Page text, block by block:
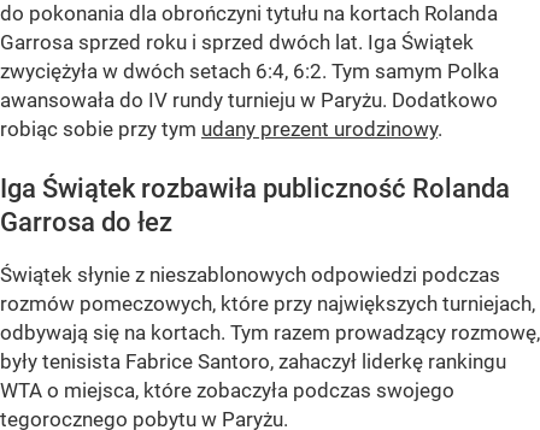
do pokonania dla obrończyni tytułu na kortach Rolanda
Garrosa sprzed roku i sprzed dwóch lat. Iga Świątek
zwyciężyła w dwóch setach 6:4, 6:2. Tym samym Polka
awansowała do IV rundy turnieju w Paryżu. Dodatkowo
robiąc sobie przy tym udany prezent urodzinowy.
Iga Świątek rozbawiła publiczność Rolanda
Garrosa do łez
Świątek słynie z nieszablonowych odpowiedzi podczas
rozmów pomeczowych, które przy największych turniejach,
odbywają się na kortach. Tym razem prowadzący rozmowę,
były tenisista Fabrice Santoro, zahaczył liderkę rankingu
WTA o miejsca, które zobaczyła podczas swojego
tegorocznego pobytu w Paryżu.